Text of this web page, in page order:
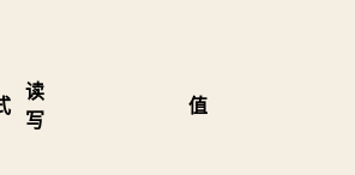
读
写
值